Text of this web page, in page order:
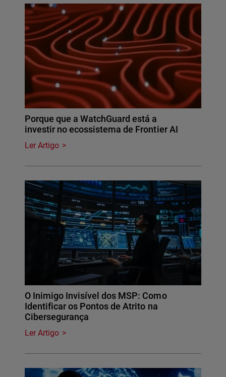
Porque que a WatchGuard está a
investir no ecossistema de Frontier AI
Ler Artigo
O Inimigo Invisível dos MSP: Como
Identificar os Pontos de Atrito na
Cibersegurança
Ler Artigo